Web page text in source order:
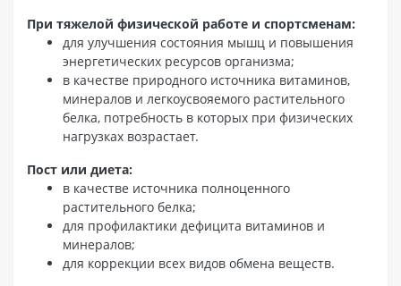
При тяжелой физической работе и спортсменам:
для улучшения состояния мышц и повышения
энергетических ресурсов организма;
в качестве природного источника витаминов,
минералов и легкоусвояемого растительного
белка, потребность в которых при физических
нагрузках возрастает.
Пост или диета:
в качестве источника полноценного
растительного белка;
для профилактики дефицита витаминов и
минералов;
для коррекции всех видов обмена веществ.